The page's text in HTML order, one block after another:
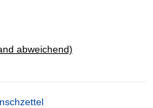
abweichend)